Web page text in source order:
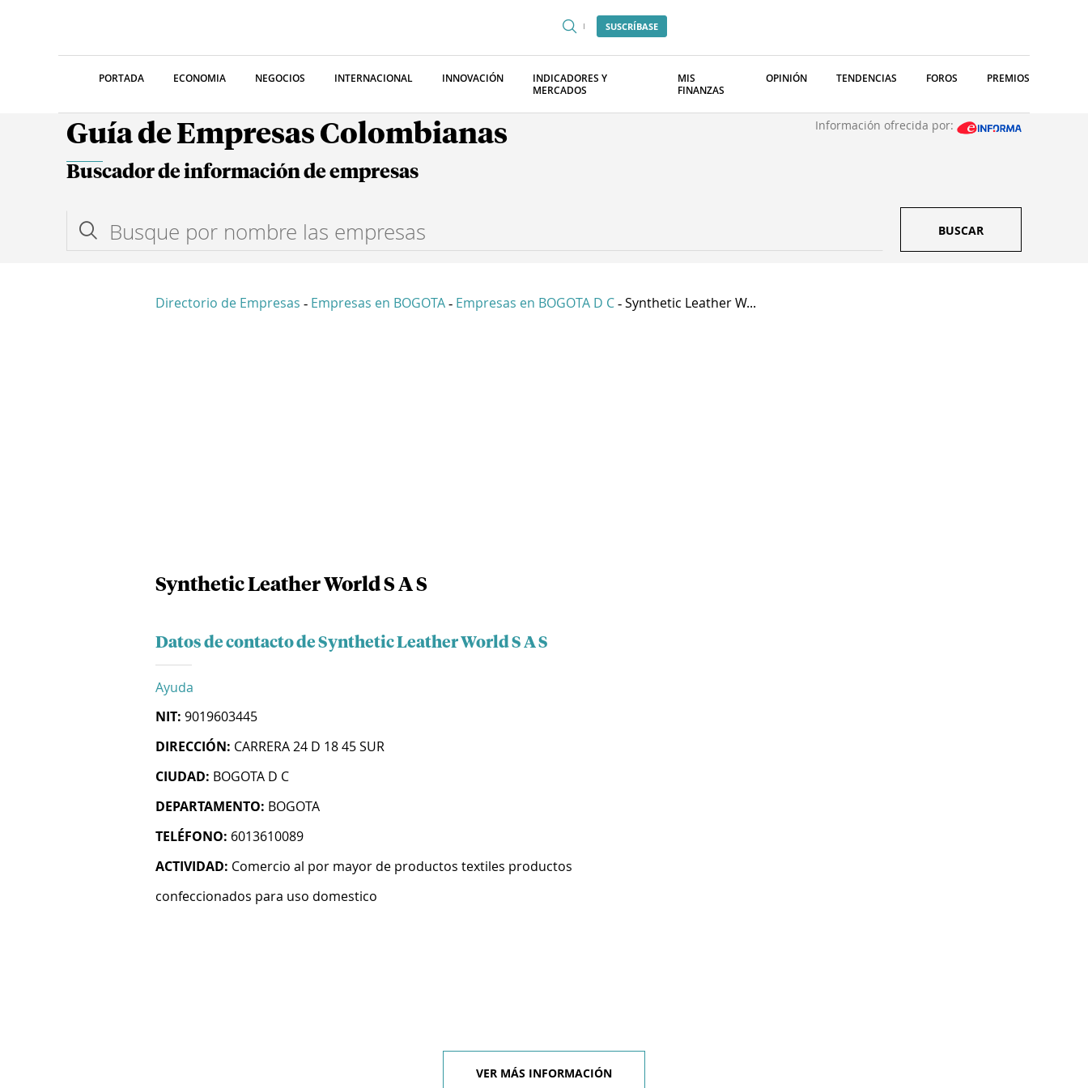
SUSCRÍBASE
PORTADA ECONOMIA NEGOCIOS INTERNACIONAL INNOVACIÓN
INDICADORES Y
MERCADOS
MIS
FINANZAS
OPINIÓN TENDENCIAS FOROS PREMIOS
Guía de Empresas Colombianas Información ofrecida por:
Buscador de información de empresas
BUSCAR
Directorio de Empresas - Empresas en BOGOTA - Empresas en BOGOTA D C - Synthetic Leather W...
Synthetic Leather World S A S
Datos de contacto de Synthetic Leather World S A S
Ayuda
NIT: 9019603445
DIRECCIÓN: CARRERA 24 D 18 45 SUR
CIUDAD: BOGOTA D C
DEPARTAMENTO: BOGOTA
TELÉFONO: 6013610089
ACTIVIDAD: Comercio al por mayor de productos textiles productos
confeccionados para uso domestico
VER MÁS INFORMACIÓN